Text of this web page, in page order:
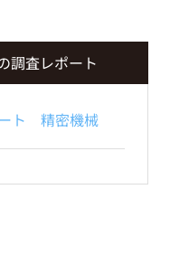
調査レポート
ート 精密機械